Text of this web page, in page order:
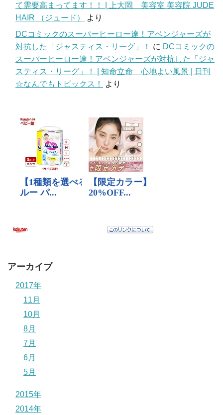
て需要高まってます！！ | 上大岡 美容室 美容院 JUDE
HAIR （ジュード）
より
DCコミックのスーパーヒーロー達！アベンジャーズが
対抗した「ジャスティス・リーグ」！
に DCコミックの
スーパーヒーロー達！アベンジャーズが対抗した「ジャ
スティス・リーグ」！ | 知命立命 心地よい風景 | 日刊
☆なんでもトピックス！
より
アーカイブ
2017年
11月
10月
8月
7月
6月
5月
2015年
2014年